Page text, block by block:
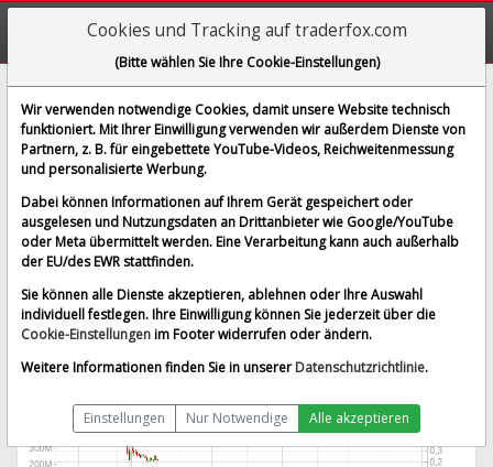
Applied Therapeutics Inc.
[APLT | WKN A2PHHB | ISIN US03828A1016]
0,109 $ 5,73 %
Echtzeit-Aktienkurs vom 02.02.2026 um 22:29 Uhr
Nasdaq Splitbereinigt
Cookies und Tracking auf traderfox.com
(Bitte wählen Sie Ihre Cookie-Einstellungen)
Wir verwenden notwendige Cookies, damit unsere Website technisch
funktioniert. Mit Ihrer Einwilligung verwenden wir außerdem Dienste von
Partnern, z. B. für eingebettete YouTube-Videos, Reichweitenmessung
und personalisierte Werbung.
Dabei können Informationen auf Ihrem Gerät gespeichert oder
ausgelesen und Nutzungsdaten an Drittanbieter wie Google/YouTube
oder Meta übermittelt werden. Eine Verarbeitung kann auch außerhalb
der EU/des EWR stattfinden.
Sie können alle Dienste akzeptieren, ablehnen oder Ihre Auswahl
individuell festlegen. Ihre Einwilligung können Sie jederzeit über die
Cookie-Einstellungenim Footer widerrufen oder ändern.
Weitere Informationen finden Sie in unserer Datenschutzrichtlinie.
Einstellungen Nur Notwendige Alle akzeptieren